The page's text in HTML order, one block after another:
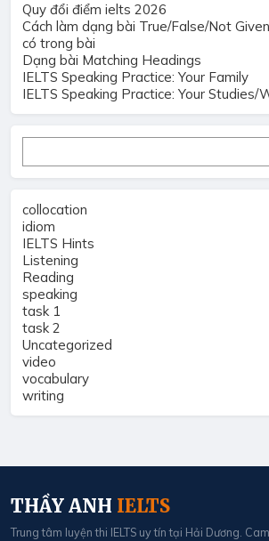
Quy đổi điểm ielts 2026
Cách làm dạng bài True/False/Not
có trong bài
Dạng bài Matching Headings
IELTS Speaking Practice: Your Family
IELTS Speaking Practice: Your Studies/
collocation
idiom
IELTS Hints
Listening
Reading
speaking
task 1
task 2
Uncategorized
video
vocabulary
writing
THẦY ANH IELTS
Trung tâm luyện thi IELTS uy tín tại Hải Dương.